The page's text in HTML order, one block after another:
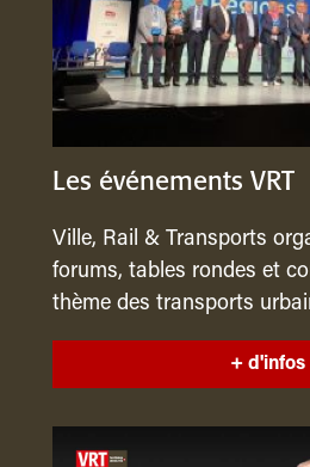
Les événements VRT
Ville, Rail & Transports
forums, tables rondes et
thème des transports
+ d'infos